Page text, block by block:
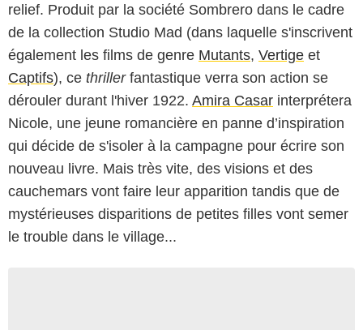
relief. Produit par la société Sombrero dans le cadre
de la collection Studio Mad (dans laquelle s'inscrivent
également les films de genre Mutants, Vertige et
Captifs), ce thrillerfantastique verra son action se
dérouler durant l'hiver 1922. Amira Casar interprétera
Nicole, une jeune romancière en panne d’inspiration
qui décide de s'isoler à la campagne pour écrire son
nouveau livre. Mais très vite, des visions et des
cauchemars vont faire leur apparition tandis que de
mystérieuses disparitions de petites filles vont semer
le trouble dans le village...